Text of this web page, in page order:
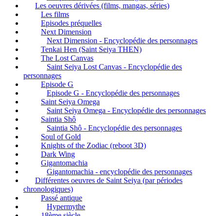
Les oeuvres dérivées (films, mangas, séries)
Les films
Episodes préquelles
Next Dimension
Next Dimension - Encyclopédie des personnages
Tenkai Hen (Saint Seiya THEN)
The Lost Canvas
Saint Seiya Lost Canvas - Encyclopédie des
personnages
Episode G
Episode G - Encyclopédie des personnages
Saint Seiya Omega
Saint Seiya Omega - Encyclopédie des personnages
Saintia Shô
Saintia Shô - Encyclopédie des personnages
Soul of Gold
Knights of the Zodiac (reboot 3D)
Dark Wing
Gigantomachia
Gigantomachia - encyclopédie des personnages
Différentes oeuvres de Saint Seiya (par périodes
chronologiques)
Passé antique
Hypermythe